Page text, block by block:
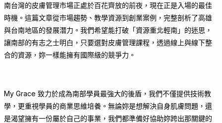
南台灣的皮膚管理市場正處於百花齊放的前夜，現在正是入場的最佳
時機。這篇文章從市場趨勢、教學資源到創業案例，完整剖析了高雄
與台南地區的發展潛力。我們希望能打破「資源重北輕南」的迷思，
讓南部的有志之士明白，只要選對皮膚管理課程，透過線上與線下整
合的資源，妳一樣能擁有國際級的競爭力。
My Grace 致力於成為南部學員最強大的後盾，我們不僅提供技術教
學，更重視學員的商業思維培養。無論妳是想解決自身肌膚問題，還
是渴望擁有一份屬於自己的事業，我們都準備好協助妳跨出那關鍵的